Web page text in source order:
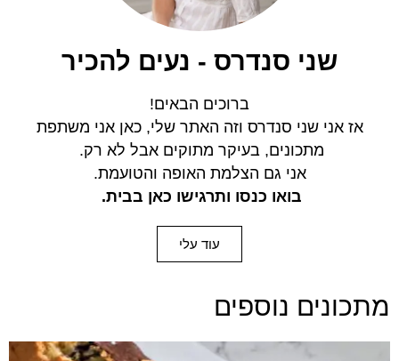
שני סנדרס - נעים להכיר
ברוכים הבאים!
אז אני שני סנדרס וזה האתר שלי, כאן אני משתפת
מתכונים, בעיקר מתוקים אבל לא רק.
אני גם הצלמת האופה והטועמת.
בואו כנסו ותרגישו כאן בבית.
עוד עלי
מתכונים נוספים